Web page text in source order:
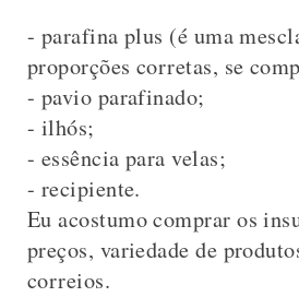
- parafina plus (é uma
proporções corretas, se
- pavio parafinado;
- ilhós;
- essência para velas;
- recipiente.
Eu acostumo comprar os
preços, variedade de
correios.